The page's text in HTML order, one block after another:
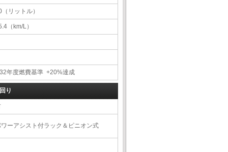
（リットル）
（km/L）
年度燃費基準 +20%達成
り
ーアシスト付ラック＆ピニオン式